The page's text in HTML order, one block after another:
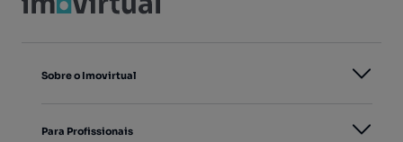
Sobre o Imovirtual
Para Profissionais